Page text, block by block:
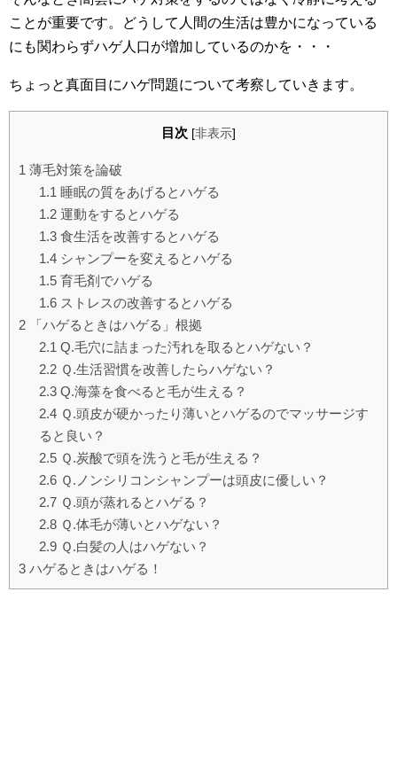
ことが重要です。どうして人間の生活は豊かになっている
にも関わらずハゲ人口が増加しているのかを・・・
ちょっと真面目にハゲ問題について考察していきます。
目次 [非表示]
1 薄毛対策を論破
1.1 睡眠の質をあげるとハゲる
1.2運動をするとハゲる
1.3食生活を改善するとハゲる
1.4シャンプーを変えるとハゲる
1.5育毛剤でハゲる
1.6ストレスの改善するとハゲる
2 「ハゲるときはハゲる」根拠
2.1 Q.毛穴に詰まった汚れを取るとハゲない？
2.2Ｑ.生活習慣を改善したらハゲない？
2.3Q.海藻を食べると毛が生える？
2.4Ｑ.頭皮が硬かったり薄いとハゲるのでマッサージす
ると良い？
2.5Ｑ.炭酸で頭を洗うと毛が生える？
2.6Ｑ.ノンシリコンシャンプーは頭皮に優しい？
2.7Ｑ.頭が蒸れるとハゲる？
2.8Ｑ.体毛が薄いとハゲない？
2.9Ｑ.白髪の人はハゲない？
3 ハゲるときはハゲる！